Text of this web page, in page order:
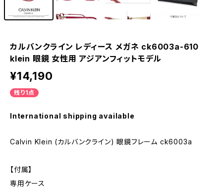
カルバンクライン レディース メガネ ck6003a-610
klein 眼鏡 女性用 アジアンフィットモデル
¥14,190
残り1点
International shipping available
Calvin Klein (カルバンクライン) 眼鏡フレーム ck6003a
【付属】
専用ケース